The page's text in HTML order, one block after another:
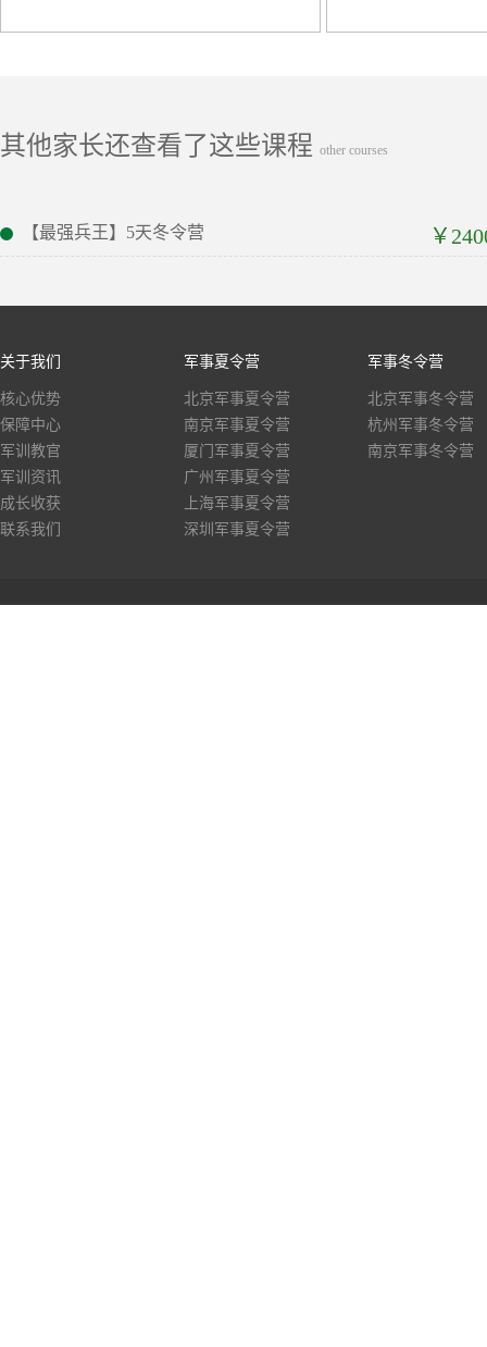
其他家长还查看了这些课程 other courses
【最强兵王】5天冬令营 ￥
关于我们
核心优势
保障中心
军训教官
军训资讯
成长收获
联系我们
军事夏令营
北京军事夏令营
南京军事夏令营
厦门军事夏令营
广州军事夏令营
上海军事夏令营
深圳军事夏令营
军事冬令营
北京军事冬令营
杭州军事冬令营
南京军事冬令营